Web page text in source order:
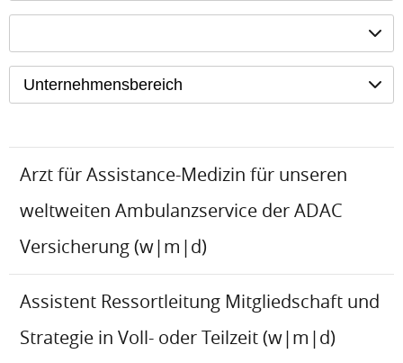
Unternehmensbereich
Arzt für Assistance-Medizin für unseren
weltweiten Ambulanzservice der ADAC
Versicherung (w|m|d)
Assistent Ressortleitung Mitgliedschaft und
Strategie in Voll- oder Teilzeit (w|m|d)